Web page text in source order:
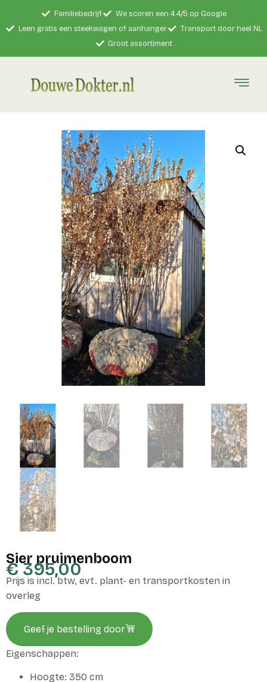
Familiebedrijf
We scoren een 4.4/5 op Google
Leen gratis een steekwagen of aanhanger
Transport door heel NL
Groot assortiment
Sier pruimenboom
€395,00
Prijs is incl. btw, evt. plant- en transportkosten in
overleg
Geef je bestelling door
Eigenschappen:
Hoogte: 350 cm